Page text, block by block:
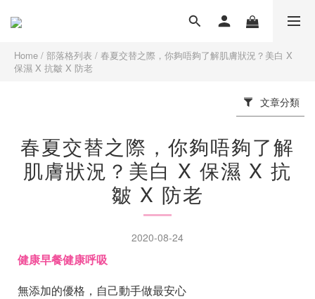
Home / 部落格列表 / 春夏交替之際，你夠唔夠了解肌膚狀況？美白 X
保濕 X 抗皺 X 防老
文章分類
春夏交替之際，你夠唔夠了解
肌膚狀況？美白 X 保濕 X 抗
皺 X 防老
2020-08-24
健康早餐健康呼吸
無添加的優格，自己動手做最安心